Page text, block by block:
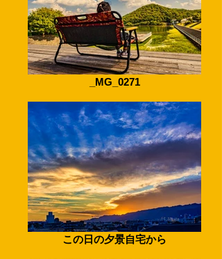
_MG_0271
この日の夕景自宅から